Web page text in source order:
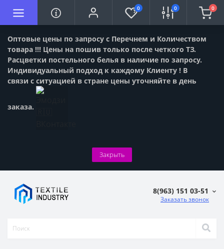
Оптовые цены по запросу с Перечнем и Количеством
товара !!! Цены на пошив только после четкого ТЗ.
Расцветки постельного белья в наличие по запросу.
Индивидуальный подход к каждому Клиенту ! В
связи с ситуацией в стране цены уточняйте в день
заказа.
Закрыть
0 0 0
8(963) 151 03-51
Заказать звонок